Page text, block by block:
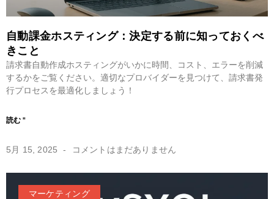
自動課金ホスティング：決定する前に知っておくべ
きこと
請求書自動作成ホスティングがいかに時間、コスト、エラーを削減
するかをご覧ください。適切なプロバイダーを見つけて、請求書発
行プロセスを最適化しましょう！
読む "
5月 15, 2025 コメントはまだありません
マーケティング